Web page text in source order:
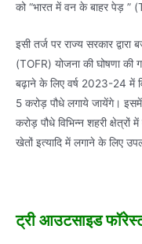
को “भारत में वन के बाहर पेड़ ”
इसी तर्ज पर राज्य सरकार
(TOFR) योजना की घोषणा की
बढ़ाने के लिए वर्ष 2023-24 में
5 करोड़ पौधे लगाये जायेंगे।
करोड़ पौधे विभिन्न शहरी
खेतों इत्यादि में लगाने के लिए
ट्री आउटसाइड फॉरेस्ट